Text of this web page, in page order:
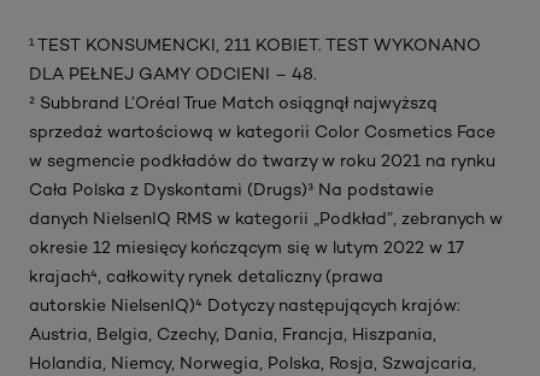
¹ TEST KONSUMENCKI, 211 KOBIET. TEST WYKONANO
DLA PEŁNEJ GAMY ODCIENI – 48. ​
² Subbrand L’Oréal True Match osiągnął najwyższą
sprzedaż wartościową w kategorii Color Cosmetics Face
w segmencie podkładów do twarzy w roku 2021 na rynku
Cała Polska z Dyskontami (Drugs)​​ ³ Na podstawie
danych NielsenIQ RMS w kategorii „Podkład”, zebranych w
okresie 12 miesięcy kończącym się w lutym 2022 w 17
krajach⁴, całkowity rynek detaliczny (prawa
autorskie NielsenIQ)​​ ⁴ Dotyczy następujących krajów:
Austria, Belgia, Czechy, Dania, Francja, Hiszpania,
Holandia, Niemcy, Norwegia, Polska, Rosja, Szwajcaria,